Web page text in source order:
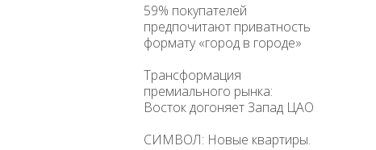
59% покупателей
предпочитают приватность
формату «город в городе»
Трансформация
премиального рынка:
Восток догоняет Запад ЦАО
СИМВОЛ: Новые квартиры.